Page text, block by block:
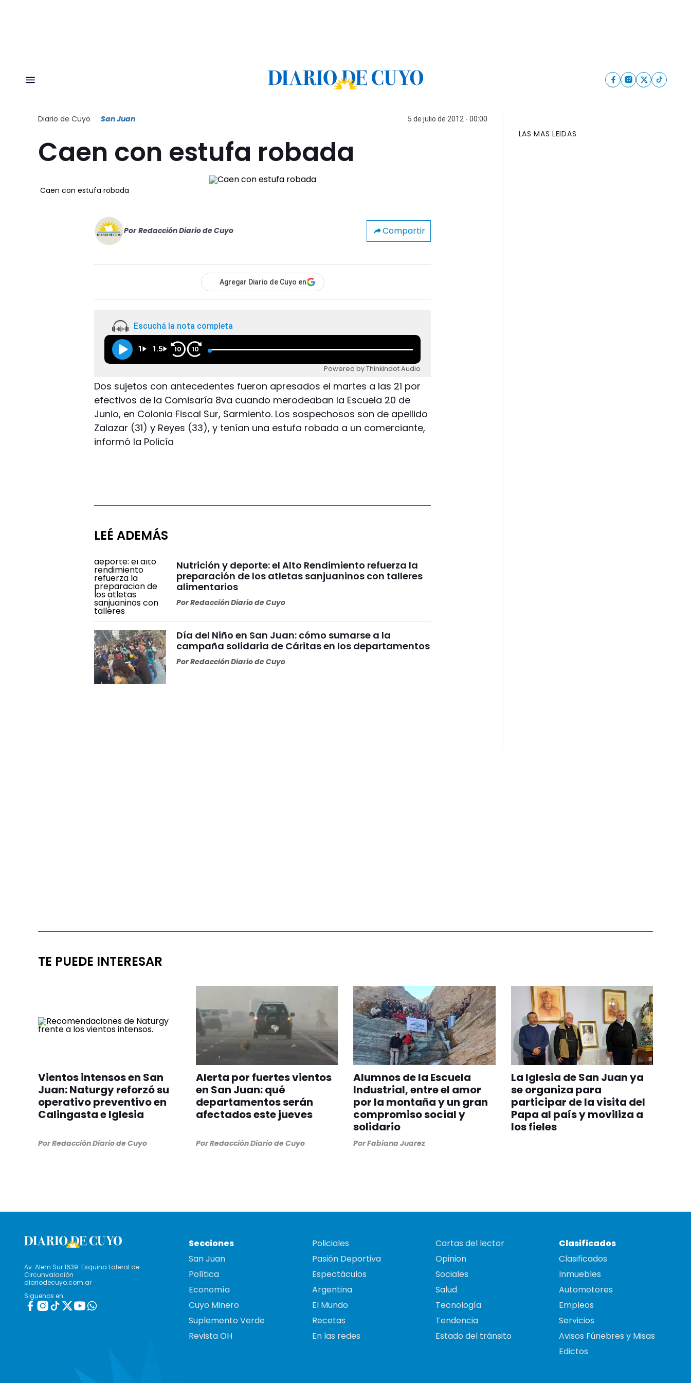
Diario de Cuyo San Juan 5 de julio de 2012 - 00:00
Caen con estufa robada
Caen con estufa robada
Por Redacción Diario de Cuyo Compartir
Agregar Diario de Cuyo en
Escuchá la nota completa
1 1.5 10 10
Powered by Thinkindot Audio
Dos sujetos con antecedentes fueron apresados el martes a las 21 por
efectivos de la Comisaría 8va cuando merodeaban la Escuela 20 de
Junio, en Colonia Fiscal Sur, Sarmiento. Los sospechosos son de apellido
Zalazar (31) y Reyes (33), y tenían una estufa robada a un comerciante,
informó la Policía
LEÉ ADEMÁS
Nutrición y deporte: el Alto Rendimiento refuerza la
preparación de los atletas sanjuaninos con talleres
alimentarios
PorRedacción Diario de Cuyo
Día del Niño en San Juan: cómo sumarse a la
campaña solidaria de Cáritas en los departamentos
PorRedacción Diario de Cuyo
LAS MAS LEIDAS
TE PUEDE INTERESAR
Vientos intensos en San
Juan: Naturgy reforzó su
operativo preventivo en
Calingasta e Iglesia
PorRedacción Diario de Cuyo
Alerta por fuertes vientos
en San Juan: qué
departamentos serán
afectados este jueves
PorRedacción Diario de Cuyo
Alumnos de la Escuela
Industrial, entre el amor
por la montaña y un gran
compromiso social y
solidario
PorFabiana Juarez
La Iglesia de San Juan ya
se organiza para
participar de la visita del
Papa al país y moviliza a
los fieles
Av. Alem Sur 1639. Esquina Lateral de
Circunvalación
diariodecuyo.com.ar
Siguenos en:
Secciones
San Juan
Política
Economía
Cuyo Minero
Suplemento Verde
Revista OH
Policiales
Pasión Deportiva
Espectáculos
Argentina
El Mundo
Recetas
En las redes
Cartas del lector
Opinion
Sociales
Salud
Tecnología
Tendencia
Estado del tránsito
Clasificados
Clasificados
Inmuebles
Automotores
Empleos
Servicios
Avisos Fúnebres y Misas
Edictos